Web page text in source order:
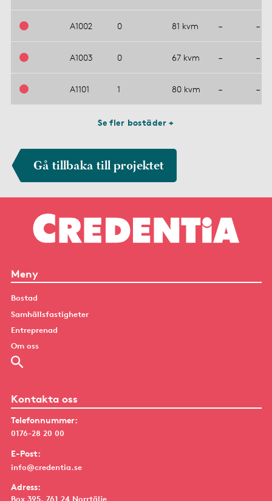
A1002 0 81 kvm – –
A1003 0 67 kvm – –
A1101 1 80 kvm – –
Se fler bostäder +
Gå tillbaka till projektet
Meny
Bostad
Samhällsfastigheter
Entreprenad
Om oss
Kontakta oss
Telefonnummer:
0176-28 20 00
E-Post:
info@credentia.se
Adress:
Box 395, 761 24 Norrtälje